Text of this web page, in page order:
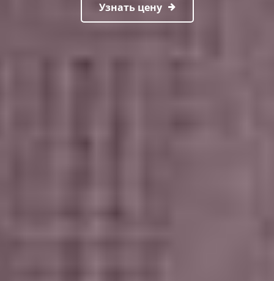
Узнать цену